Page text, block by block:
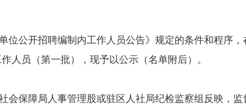
位公开招聘编制内工作人员公告》 规定的条件和程序，
人员（第一批），现予以公示（名单附后）。
保障局人事管理股或驻区人社局纪检监察组反映，监